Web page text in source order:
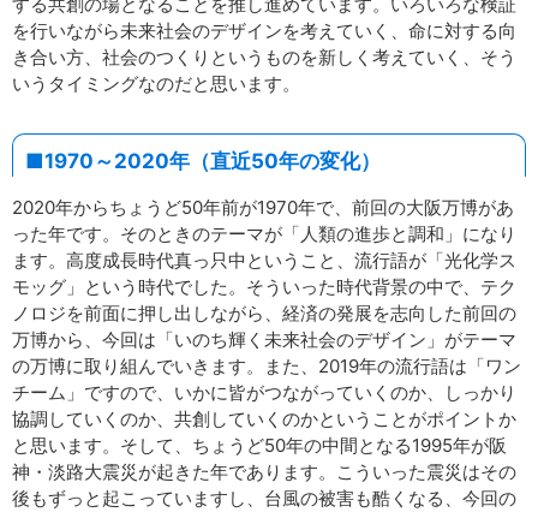
を行いながら未来社会のデザインを考えていく、命に対する向
き合い方、社会のつくりというものを新しく考えていく、そう
いうタイミングなのだと思います。
■1970～2020年（直近50年の変化）
2020年からちょうど50年前が1970年で、前回の大阪万博があ
った年です。そのときのテーマが「人類の進歩と調和」になり
ます。高度成長時代真っ只中ということ、流行語が「光化学ス
モッグ」という時代でした。そういった時代背景の中で、テク
ノロジを前面に押し出しながら、経済の発展を志向した前回の
万博から、今回は「いのち輝く未来社会のデザイン」がテーマ
の万博に取り組んでいきます。また、2019年の流行語は「ワン
チーム」ですので、いかに皆がつながっていくのか、しっかり
協調していくのか、共創していくのかということがポイントか
と思います。そして、ちょうど50年の中間となる1995年が阪
神・淡路大震災が起きた年であります。こういった震災はその
後もずっと起こっていますし、台風の被害も酷くなる、今回の